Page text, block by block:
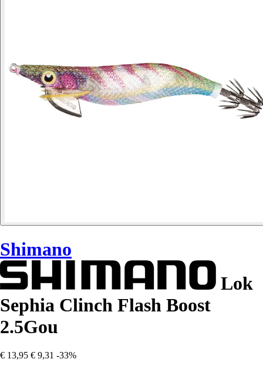
Shimano
Lok
Sephia Clinch Flash Boost
2.5Gou
€ 13,95 € 9,31 -33%